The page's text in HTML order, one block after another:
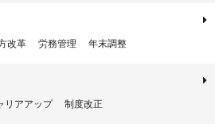
改革 労務管理 年末調整
リアアップ 制度改正